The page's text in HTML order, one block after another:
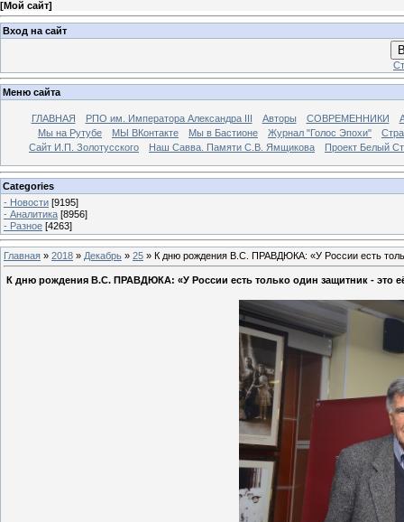
[Мой сайт]
Вход на сайт
Меню сайта
ГЛАВНАЯ РПО им. Императора Александра III Авторы СОВРЕМЕННИКИ
Мы на Рутубе
МЫ ВКонтакте Мы в Бастионе Журнал "Голос Эпохи"
Сайт И.П. Золотусского
Наш Савва. Памяти С.В. Ямщикова Проект Белый
Categories
- Новости [9195]
- Аналитика [8956]
- Разное [4263]
Главная » 2018 » Декабрь » 25 » К дню рождения В.С. ПРАВДЮКА: «У России есть
К дню рождения В.С. ПРАВДЮКА: «У России есть только один защитник - это